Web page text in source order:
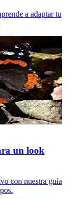
a adaptar tu
un look
con nuestra guía